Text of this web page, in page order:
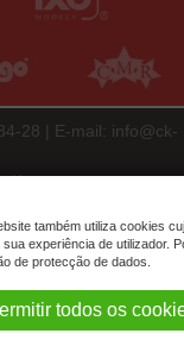
28 | E-mail: info@ck-
| Trusted Shops
também utiliza cookies
experiência de utilizador.
de protecção de dados.
todos os